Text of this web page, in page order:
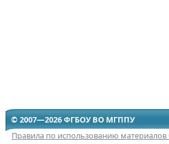
© 2007—2026 ФГБОУ ВО МГППУ
Правила по использованию материалов